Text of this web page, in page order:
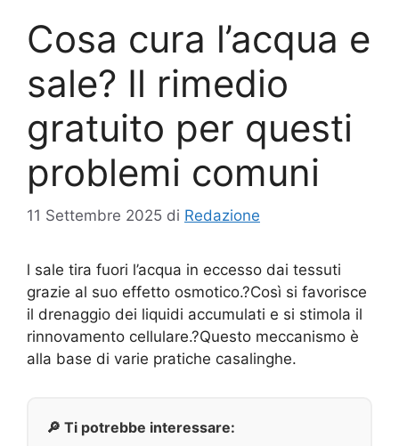
Cosa cura l’acqua e
sale? Il rimedio
gratuito per questi
problemi comuni
11 Settembre 2025 di Redazione
l sale tira fuori l’acqua in eccesso dai tessuti
grazie al suo effetto osmotico.?Così si favorisce
il drenaggio dei liquidi accumulati e si stimola il
rinnovamento cellulare.?Questo meccanismo è
alla base di varie pratiche casalinghe.
🔎 Ti potrebbe interessare: